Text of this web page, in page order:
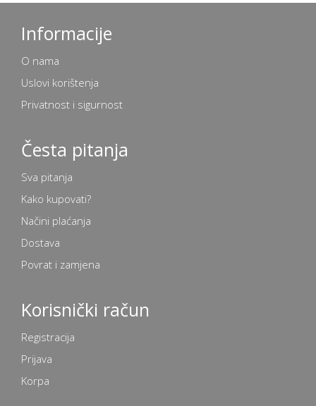
Informacije
O nama
Uslovi korištenja
Privatnost i sigurnost
Česta pitanja
Sva pitanja
Kako kupovati?
Načini plaćanja
Dostava
Povrat i zamjena
Korisnički račun
Registracija
Prijava
Korpa